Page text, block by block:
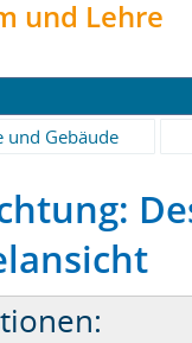
und Lehre
und Gebäude